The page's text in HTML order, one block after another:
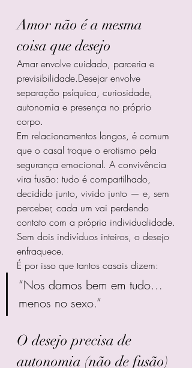
Amor não é a mesma
coisa que desejo
Amar envolve cuidado, parceria e
previsibilidade.Desejar envolve
separação psíquica, curiosidade,
autonomia e presença no próprio
corpo.
Em relacionamentos longos, é comum
que o casal troque o erotismo pela
segurança emocional. A convivência
vira fusão: tudo é compartilhado,
decidido junto, vivido junto — e, sem
perceber, cada um vai perdendo
contato com a própria individualidade.
Sem dois indivíduos inteiros, o desejo
enfraquece.
É por isso que tantos casais dizem:
“Nos damos bem em tudo…
menos no sexo.”
O desejo precisa de
autonomia (não de fusão)